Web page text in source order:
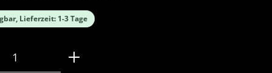
Lieferzeit: 1-3 Tage
Gib den gewünschten Wert